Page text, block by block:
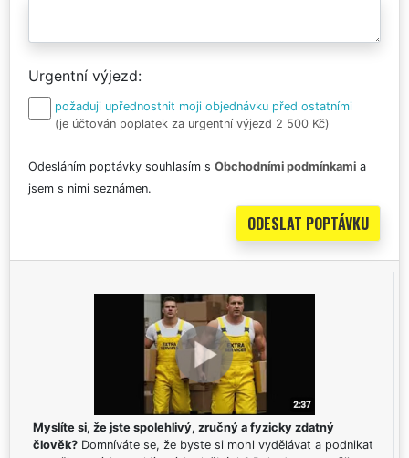
Urgentní výjezd
požaduji upřednostnit moji objednávku před ostatními
(je účtován poplatek za urgentní výjezd 2 500 Kč)
Odesláním poptávky souhlasím s Obchodními podmínkami a
jsem s nimi seznámen.
Myslíte si, že jste spolehlivý, zručný a fyzicky zdatný
člověk? Domníváte se, že byste si mohl vydělávat a podnikat